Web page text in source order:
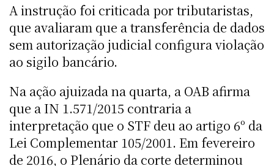
A instrução foi criticada por tributaristas,
que avaliaram que a transferência de dados
sem autorização judicial configura violação
ao sigilo bancário.
Na ação ajuizada na quarta, a OAB afirma
que a IN 1.571/2015 contraria a
interpretação que o STF deu ao artigo 6º da
Lei Complementar 105/2001. Em fevereiro
de 2016, o Plenário da corte determinou